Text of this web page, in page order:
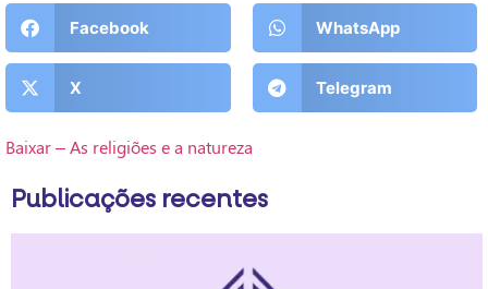
Facebook WhatsApp
X Telegram
Baixar – As religiões e a natureza
Publicações recentes